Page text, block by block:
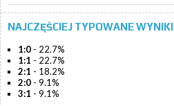
NAJCZĘŚCIEJ TYPOWANE WYNIKI
1:0 - 22.7%
1:1 - 22.7%
2:1 - 18.2%
2:0 - 9.1%
3:1 - 9.1%